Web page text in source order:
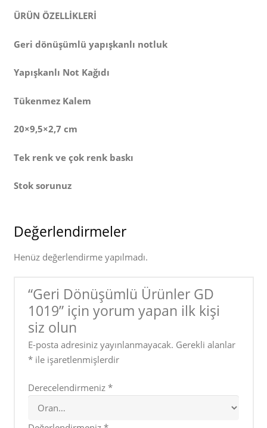
ÜRÜN ÖZELLİKLERİ
Geri dönüşümlü yapışkanlı notluk
Yapışkanlı Not Kağıdı
Tükenmez Kalem
20×9,5×2,7 cm
Tek renk ve çok renk baskı
Stok sorunuz
Değerlendirmeler
Henüz değerlendirme yapılmadı.
“Geri Dönüşümlü Ürünler GD
1019” için yorum yapan ilk kişi
siz olun
E-posta adresiniz yayınlanmayacak. Gerekli alanlar
* ile işaretlenmişlerdir
Derecelendirmeniz *